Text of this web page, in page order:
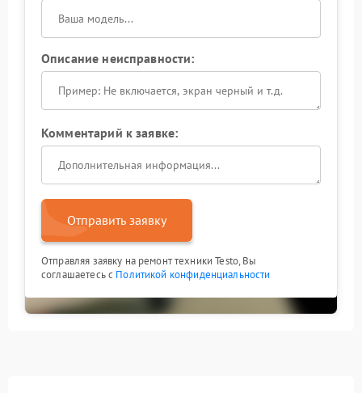
Описание неисправности:
Комментарий к заявке:
Отправить заявку
Отправляя заявку на ремонт техники Testo, Вы
соглашаетесь с Политикой конфиденциальности